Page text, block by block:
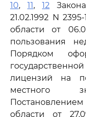
10, 11, 12
21.02.1992 N
области от
пользования
Порядком
лицензий на
местного
области от